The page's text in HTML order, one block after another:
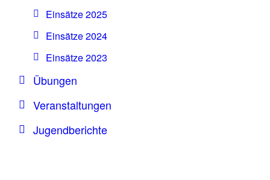
Einsätze 2025
Einsätze 2024
Einsätze 2023
Übungen
Veranstaltungen
Jugendberichte